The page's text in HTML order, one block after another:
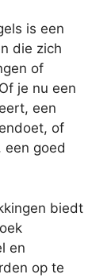
is een
die zich
of
je nu een
een
of
een goed
biedt
en
op te